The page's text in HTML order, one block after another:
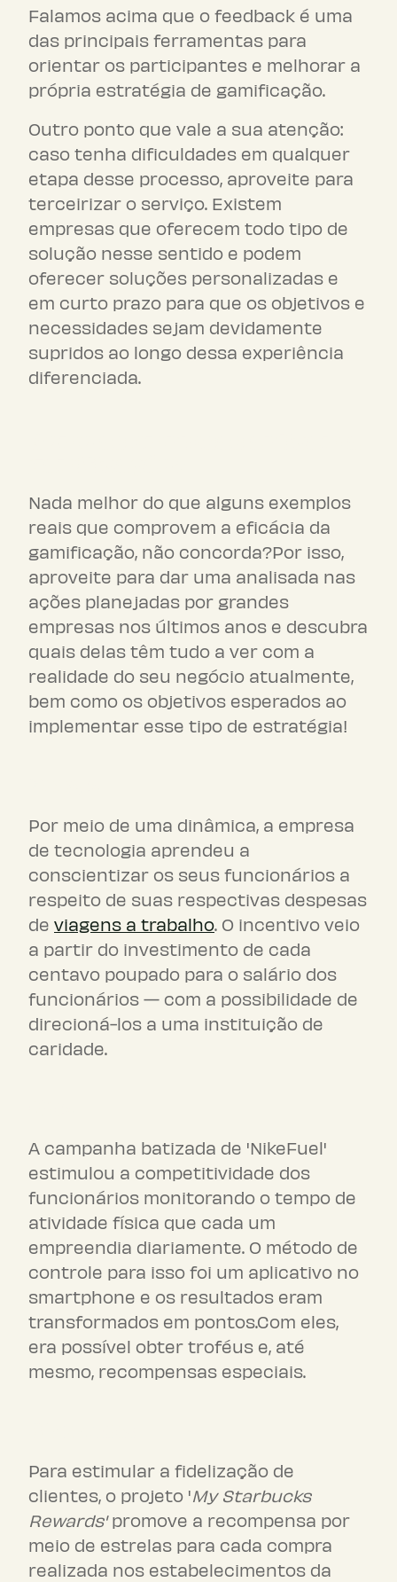
Falamos acima que o feedback é uma
das principais ferramentas para
orientar os participantes e melhorar a
própria estratégia de gamificação.
Outro ponto que vale a sua atenção:
caso tenha dificuldades em qualquer
etapa desse processo, aproveite para
terceirizar o serviço. Existem
empresas que oferecem todo tipo de
solução nesse sentido e podem
oferecer soluções personalizadas e
em curto prazo para que os objetivos e
necessidades sejam devidamente
supridos ao longo dessa experiência
diferenciada.
Nada melhor do que alguns exemplos
reais que comprovem a eficácia da
gamificação, não concorda?Por isso,
aproveite para dar uma analisada nas
ações planejadas por grandes
empresas nos últimos anos e descubra
quais delas têm tudo a ver com a
realidade do seu negócio atualmente,
bem como os objetivos esperados ao
implementar esse tipo de estratégia!
Por meio de uma dinâmica, a empresa
de tecnologia aprendeu a
conscientizar os seus funcionários a
respeito de suas respectivas despesas
de viagens a trabalho. O incentivo veio
a partir do investimento de cada
centavo poupado para o salário dos
funcionários — com a possibilidade de
direcioná-los a uma instituição de
caridade.
A campanha batizada de 'NikeFuel'
estimulou a competitividade dos
funcionários monitorando o tempo de
atividade física que cada um
empreendia diariamente. O método de
controle para isso foi um aplicativo no
smartphone e os resultados eram
transformados em pontos.Com eles,
era possível obter troféus e, até
mesmo, recompensas especiais.
Para estimular a fidelização de
clientes, o projeto 'My Starbucks
Rewards'promove a recompensa por
meio de estrelas para cada compra
realizada nos estabelecimentos da